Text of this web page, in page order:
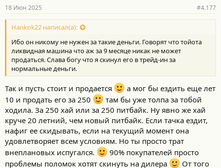
н
о
с
и
:
18 Июн 2025 #4.177
Hankok22 написал(а):
Ибо он никому не нужен за такие деньги. Говорят что тойота
ликвидная машина что аж за 9 месяце никак не может
продаться. Слава богу что я скинул его в трейд-ин за
нормальные деньги.
Так и пусть стоит и продается
а мог бы ездить еще лет
10 и продать его за 250
там бы уже толпа за тобой
ходила. За 250 хай или за 250 питбайк. Ну явно же хай
круче 20 летний, чем новый питбайк. Если тачка ездит,
нафиг ее скидывать, если на текущий момент она
удовлетворяет всем условиям. Но ты просто трат
внеплановых испугался.
90% покупателей просто
проблемы поломок хотят скинуть на дилера
От того